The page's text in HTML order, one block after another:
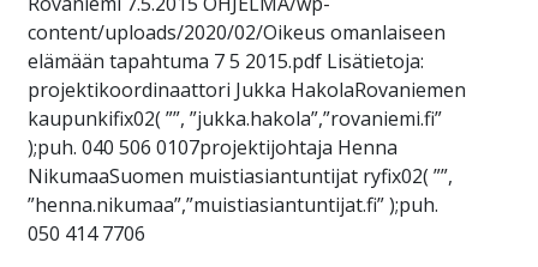
content/uploads/2020/02/Oikeus omanlaiseen
elämään tapahtuma 7 5 2015.pdf Lisätietoja:
projektikoordinaattori Jukka HakolaRovaniemen
kaupunkifix02( ””, ”jukka.hakola”,”rovaniemi.fi”
);puh. 040 506 0107projektijohtaja Henna
NikumaaSuomen muistiasiantuntijat ryfix02( ””,
”henna.nikumaa”,”muistiasiantuntijat.fi” );puh.
050 414 7706